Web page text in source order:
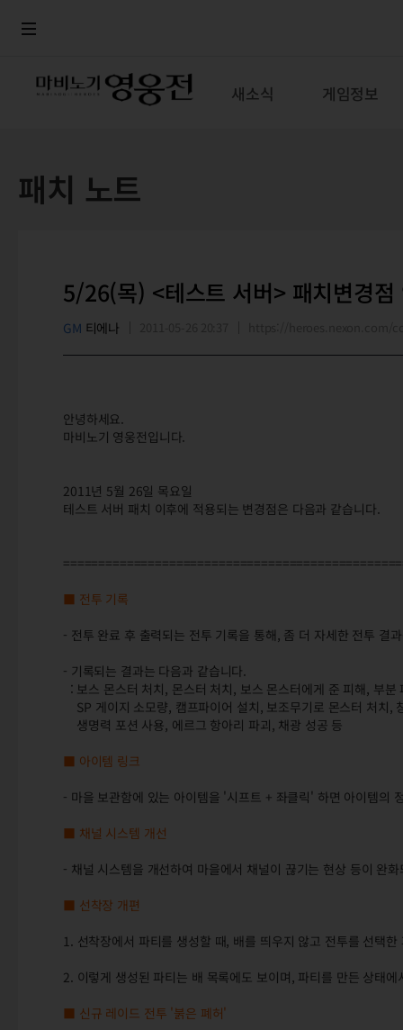
새소식 게임정보
패치 노트
5/26(목) <테스트 서버> 패치변경점
GM 티에나
안녕하세요.
마비노기 영웅전입니다.
2011년 5월 26일 목요일
테스트 서버 패치 이후에 적용되는 변경점은 다음과 같습니다.
■ 전투 기록
- 전투 완료 후 출력되는 전투 기록을 통해, 좀 더 자세한 전투 결
- 기록되는 결과는 다음과 같습니다.
: 보스 몬스터 처치, 몬스터 처치, 보스 몬스터에게 준 피해, 부
SP 게이지 소모량, 캠프파이어 설치, 보조무기로 몬스터 처치,
생명력 포션 사용, 에르그 항아리 파괴, 채광 성공 등
■ 아이템 링크
- 마을 보관함에 있는 아이템을 '시프트 + 좌클릭' 하면 아이템의
■ 채널 시스템 개선
- 채널 시스템을 개선하여 마을에서 채널이 끊기는 현상 등이 완
■ 선착장 개편
1. 선착장에서 파티를 생성할 때, 배를 띄우지 않고 전투를 선택
2. 이렇게 생성된 파티는 배 목록에도 보이며, 파티를 만든 상태
■ 신규 레이드 전투 '붉은 폐허'